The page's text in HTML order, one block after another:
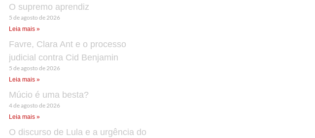
O supremo aprendiz
5 de agosto de 2026
Leia mais »
Favre, Clara Ant e o processo
judicial contra Cid Benjamin
5 de agosto de 2026
Leia mais »
Múcio é uma besta?
4 de agosto de 2026
Leia mais »
O discurso de Lula e a urgência do